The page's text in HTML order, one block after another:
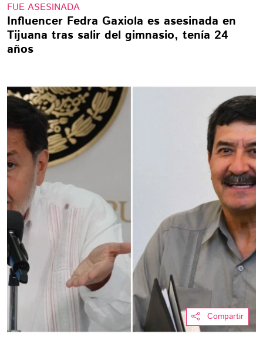
FUE ASESINADA
Influencer Fedra Gaxiola es asesinada en
Tijuana tras salir del gimnasio, tenía 24
años
Compartir